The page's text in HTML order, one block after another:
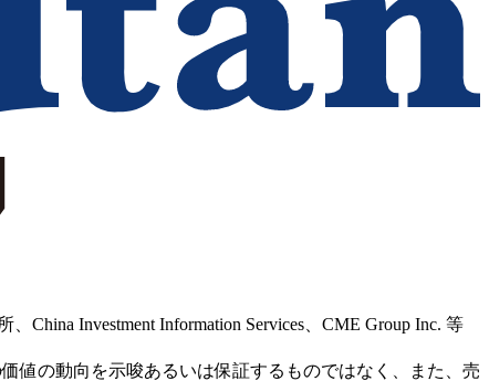
Investment Information Services、CME Group Inc. 等
値の動向を示唆あるいは保証するものではなく、また、売